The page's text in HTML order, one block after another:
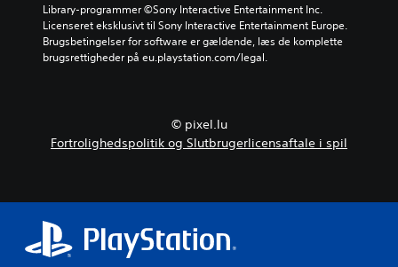
Library-programmer ©Sony Interactive Entertainment Inc.
Licenseret eksklusivt til Sony Interactive Entertainment Europe.
Brugsbetingelser for software er gældende, læs de komplette
brugsrettigheder på eu.playstation.com/legal.
© pixel.lu
Fortrolighedspolitik og Slutbrugerlicensaftale i spil